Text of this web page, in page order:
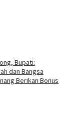
Bupati:
dan Bangsa
Berikan Bonus